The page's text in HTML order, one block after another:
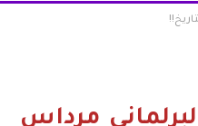
مرداس